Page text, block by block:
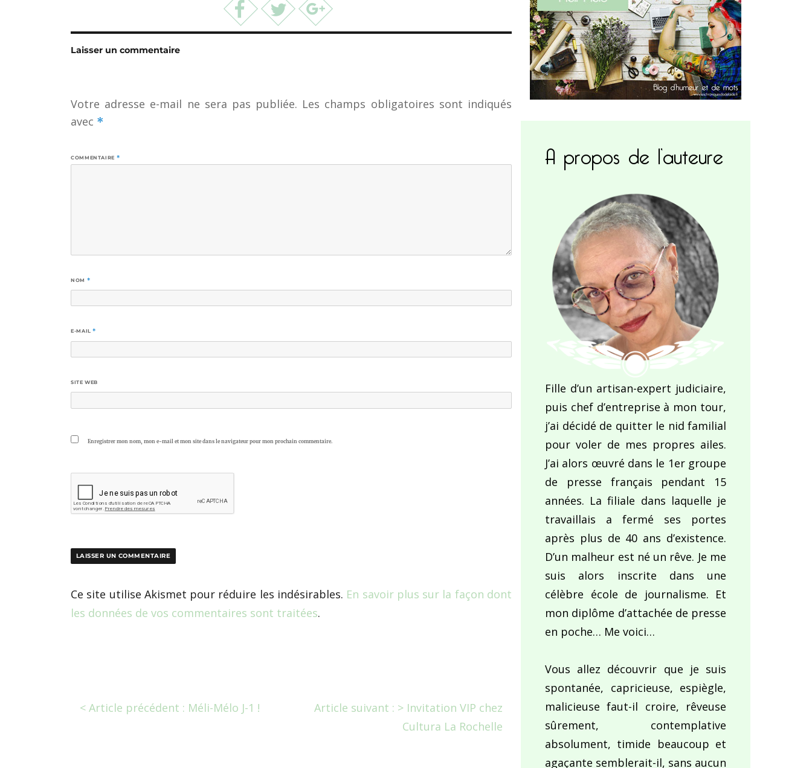
Laisser un commentaire
Votre adresse e-mail ne sera pas publiée. Les champs obligatoires sont indiqués
avec *
COMMENTAIRE *
NOM *
E-MAIL*
SITE WEB
Enregistrer mon nom, mon e-mail et mon site dans le navigateur pour mon prochain commentaire.
Ce site utilise Akismet pour réduire les indésirables. En savoir plus sur la façon dont
les données de vos commentaires sont traitées.
< Article précédent : Méli-Mélo J-1 !
Article suivant : > Invitation VIP chez
Cultura La Rochelle
A propos de l’auteure
Fille d’un artisan-expert judiciaire,
puis chef d’entreprise à mon tour,
j’ai décidé de quitter le nid familial
pour voler de mes propres ailes.
J’ai alors œuvré dans le 1er groupe
de presse français pendant 15
années. La filiale dans laquelle je
travaillais a fermé ses portes
après plus de 40 ans d’existence.
D’un malheur est né un rêve. Je me
suis alors inscrite dans une
célèbre école de journalisme. Et
mon diplôme d’attachée de presse
en poche… Me voici…
Vous allez découvrir que je suis
spontanée, capricieuse, espiègle,
malicieuse faut-il croire, rêveuse
sûrement, contemplative
absolument, timide beaucoup et
agaçante semblerait-il, sans aucun